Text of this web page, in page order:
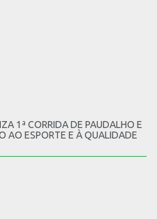
1ª CORRIDA DE PAUDALHO E
AO ESPORTE E À QUALIDADE